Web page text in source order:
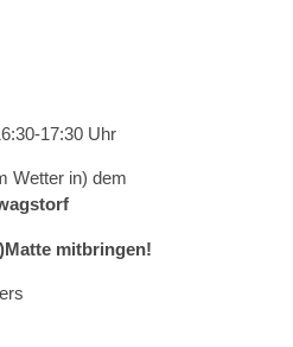
17:30 Uhr
in) dem
mitbringen!